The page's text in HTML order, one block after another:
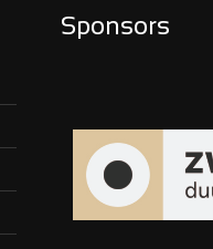
Sponsors